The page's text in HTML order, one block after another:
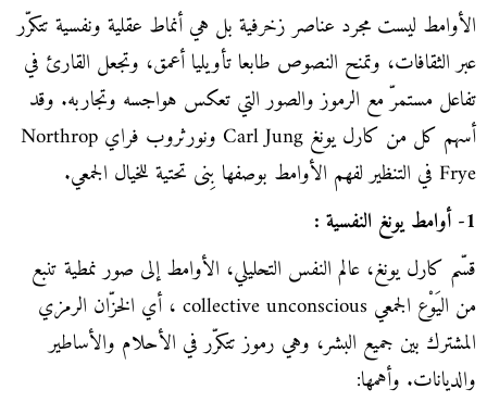
الأوامط ليست مجرد عناصر زخرفية بل هي أنماط عقلية ونفسية تتكرّر
عبر الثقافات، وتمنح النصوص طابعا تأويليا أعمق، وتجعل القارئ في
تفاعل مستمرّ مع الرموز والصور التي تعكس هواجسه وتجاربه. وقد
أسهم كل من كارل يونغ Carl Jung ونورثروب فراي Northrop
Frye في التنظير لفهم الأوامط بوصفها بِنى تحتية للخيال الجمعي.
1- أوامط يونغ النفسية :
قسّم كارل يونغ، عالم النفس التحليلي، الأوامط إلى صور نمطية تنبع
من اليَوْع الجمعي collective unconscious ، أي الخزّان الرمزي
المشترك بين جميع البشر، وهي رموز تتكرّر في الأحلام والأساطير
والديانات. وأهمها: